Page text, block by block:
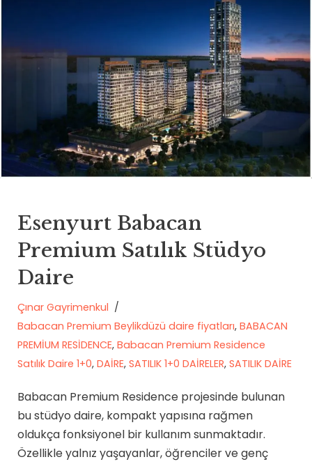
Esenyurt Babacan
Premium Satılık Stüdyo
Daire
Çınar Gayrimenkul
Babacan Premium Beylikdüzü daire fiyatları, BABACAN
PREMİUM RESİDENCE, Babacan Premium Residence
Satılık Daire 1+0, DAİRE, SATILIK 1+0 DAİRELER, SATILIK DAİRE
Babacan Premium Residence projesinde bulunan
bu stüdyo daire, kompakt yapısına rağmen
oldukça fonksiyonel bir kullanım sunmaktadır.
Özellikle yalnız yaşayanlar, öğrenciler ve genç